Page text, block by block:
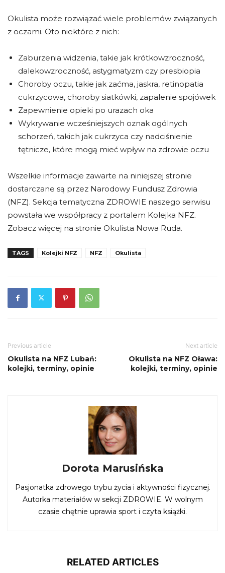
Okulista może rozwiązać wiele problemów związanych
z oczami. Oto niektóre z nich:
Zaburzenia widzenia, takie jak krótkowzroczność,
dalekowzroczność, astygmatyzm czy presbiopia
Choroby oczu, takie jak zaćma, jaskra, retinopatia
cukrzycowa, choroby siatkówki, zapalenie spojówek
Zapewnienie opieki po urazach oka
Wykrywanie wcześniejszych oznak ogólnych
schorzeń, takich jak cukrzyca czy nadciśnienie
tętnicze, które mogą mieć wpływ na zdrowie oczu
Wszelkie informacje zawarte na niniejszej stronie
dostarczane są przez Narodowy Fundusz Zdrowia
(NFZ). Sekcja tematyczna ZDROWIE naszego serwisu
powstała we współpracy z portalem Kolejka NFZ.
Zobacz więcej na stronie Okulista Nowa Ruda.
TAGS Kolejki NFZ NFZ Okulista
Previous article
Okulista na NFZ Lubań:
kolejki, terminy, opinie
Next article
Okulista na NFZ Oława:
kolejki, terminy, opinie
Dorota Marusińska
Pasjonatka zdrowego trybu życia i aktywności fizycznej.
Autorka materiałów w sekcji ZDROWIE. W wolnym
czasie chętnie uprawia sport i czyta książki.
RELATED ARTICLES